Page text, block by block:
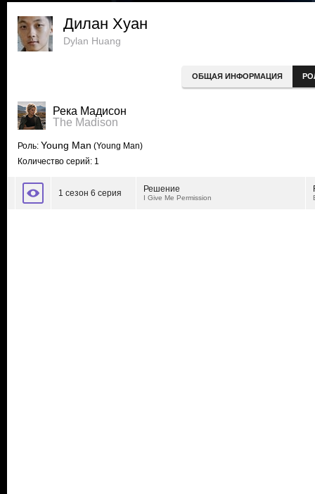
Дилан Хуан
Dylan Huang
ОБЩАЯ ИНФОРМАЦИЯ
Река Мадисон
The Madison
Роль: Young Man (Young Man)
Количество серий: 1
1 сезон 6 серия Решение
I Give Me Permission